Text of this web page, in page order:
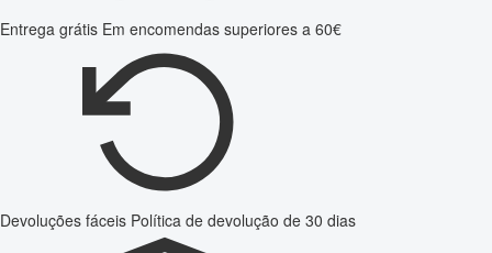
Entrega grátis Em encomendas superiores a 60€
Devoluções fáceis Política de devolução de 30 dias